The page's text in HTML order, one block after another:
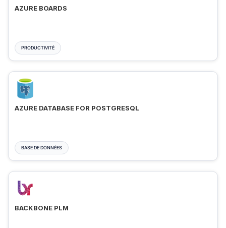
AZURE BOARDS
PRODUCTIVITÉ
AZURE DATABASE FOR POSTGRESQL
BASE DE DONNÉES
BACKBONE PLM